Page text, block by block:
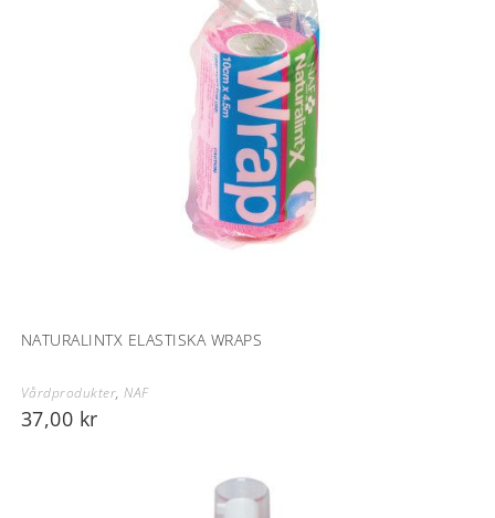
NATURALINTX ELASTISKA WRAPS
Vårdprodukter,NAF
37,00 kr